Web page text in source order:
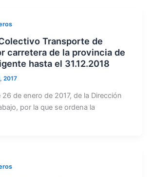
Transporte de
carretera de la provincia de
hasta el 31.12.2018
2017
26 de enero de 2017, de la Dirección
por la que se ordena la